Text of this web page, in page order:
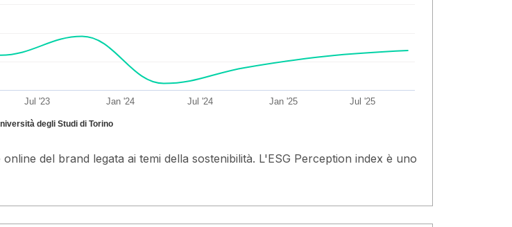
degli Studi di Torino
Jul '23 Jan '24 Jul '24 Jan '25 Jul '25
del brand legata ai temi della sostenibilità. L'ESG Perception index è uno